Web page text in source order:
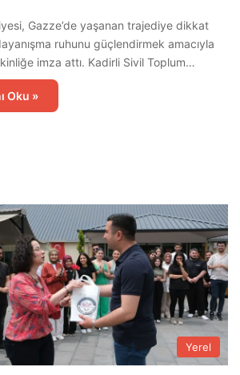
Gazze’de yaşanan trajediye dikkat
ruhunu güçlendirmek amacıyla
imza attı. Kadirli Sivil Toplum…
Oku »
Yerel